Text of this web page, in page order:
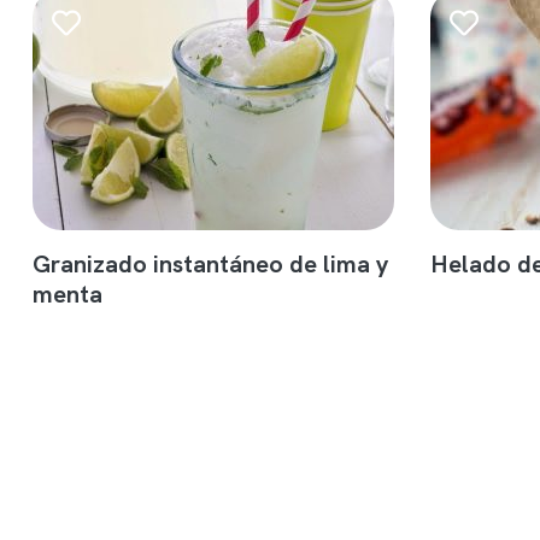
Granizado instantáneo de lima y
menta
Helado